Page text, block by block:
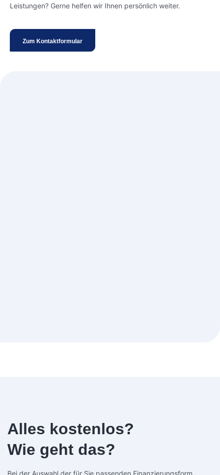
Leistungen? Gerne helfen wir Ihnen persönlich weiter.
Zum Kontaktformular
Alles kostenlos?
Wie geht das?
Bei der Auswahl der für Sie passenden Finanzierungsform